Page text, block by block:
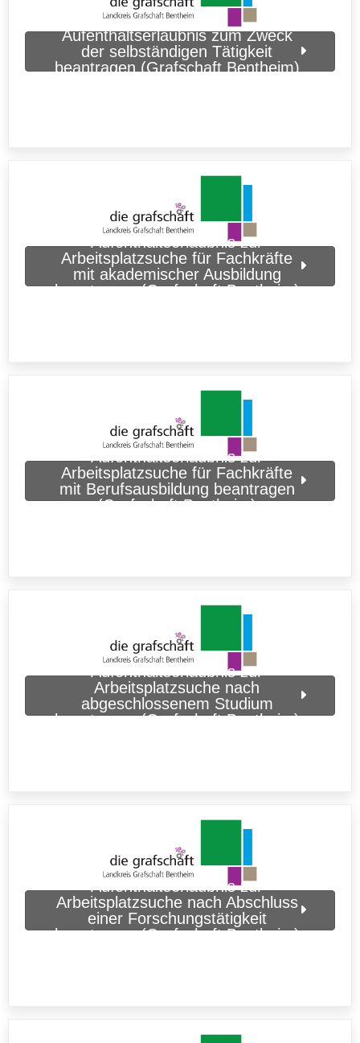
Aufenthaltserlaubnis zum Zweck
der selbständigen Tätigkeit
beantragen (Grafschaft Bentheim)
Aufenthaltserlaubnis zur
Arbeitsplatzsuche für Fachkräfte
mit akademischer Ausbildung
beantragen (Grafschaft Bentheim)
Aufenthaltserlaubnis zur
Arbeitsplatzsuche für Fachkräfte
mit Berufsausbildung beantragen
(Grafschaft Bentheim)
Aufenthaltserlaubnis zur
Arbeitsplatzsuche nach
abgeschlossenem Studium
beantragen (Grafschaft Bentheim)
Aufenthaltserlaubnis zur
Arbeitsplatzsuche nach Abschluss
einer Forschungstätigkeit
beantragen (Grafschaft Bentheim)